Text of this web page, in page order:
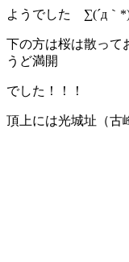
ようでした ∑(´д｀
下の方は桜は散って
うど満開
でした！！！
頂上には光城址（古